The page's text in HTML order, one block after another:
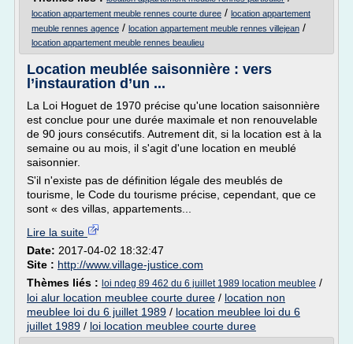
location appartement meuble rennes courte duree / location appartement
meuble rennes agence / location appartement meuble rennes villejean /
location appartement meuble rennes beaulieu
Location meublée saisonnière : vers
l’instauration d’un ...
La Loi Hoguet de 1970 précise qu'une location saisonnière
est conclue pour une durée maximale et non renouvelable
de 90 jours consécutifs. Autrement dit, si la location est à la
semaine ou au mois, il s'agit d'une location en meublé
saisonnier.
S'il n'existe pas de définition légale des meublés de
tourisme, le Code du tourisme précise, cependant, que ce
sont « des villas, appartements...
Lire la suite
Date: 2017-04-02 18:32:47
Site : http://www.village-justice.com
Thèmes liés : loi ndeg 89 462 du 6 juillet 1989 location meublee /
loi alur location meublee courte duree / location non
meublee loi du 6 juillet 1989 / location meublee loi du 6
juillet 1989 / loi location meublee courte duree